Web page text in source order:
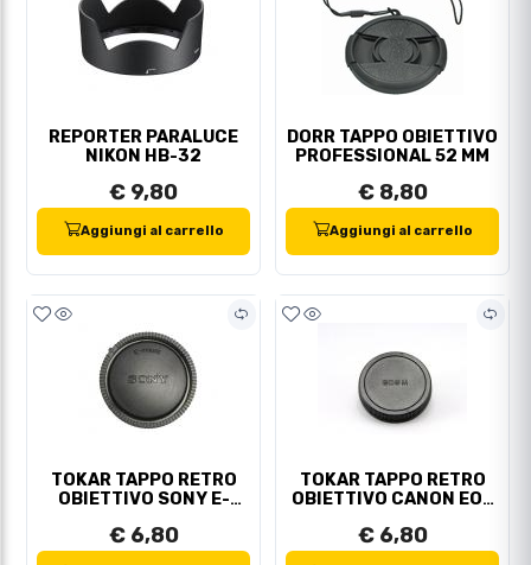
REPORTER PARALUCE
NIKON HB-32
€ 9,80
Aggiungi al carrello
DORR TAPPO OBIETTIVO
PROFESSIONAL 52 MM
€ 8,80
Aggiungi al carrello
TOKAR TAPPO RETRO
OBIETTIVO SONY E-
€ 6,80
TOKAR TAPPO RETRO
OBIETTIVO CANON EOS
€ 6,80